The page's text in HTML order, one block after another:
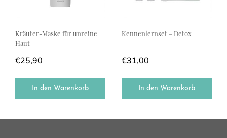
Kräuter-Maske für unreine
Haut
€25,90
In den Warenkorb
Kennenlernset – Detox
€31,00
In den Warenkorb